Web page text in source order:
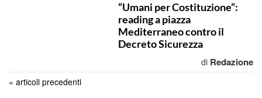
“Umani per Costituzione”:
reading a piazza
Mediterraneo contro il
Decreto Sicurezza
di Redazione
« articoli precedenti